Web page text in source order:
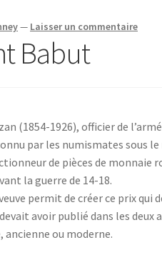
— Laisser un commentaire
Babut
(1854-1926), officier de
par les numismates sous
de pièces de monnaie
la guerre de 14-18.
permit de créer ce prix
avoir publié dans les
ou moderne.